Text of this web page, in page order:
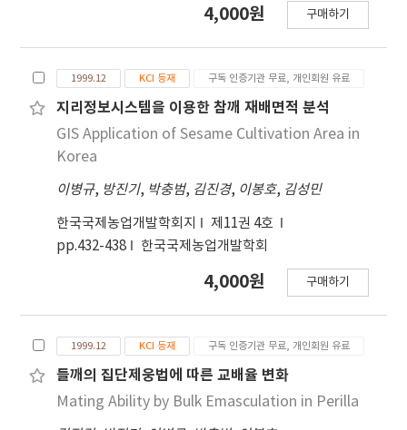
4,000원 구매하기
1999.12 KCI 등재 구독 인증기관 무료, 개인회원 유료
지리정보시스템을 이용한 참깨 재배면적 분석
GIS Application of Sesame Cultivation Area in
Korea
이병규, 방진기, 박충범, 김진경, 이봉호, 김성민
한국국제농업개발학회지
제11권 4호
pp.432-438
한국국제농업개발학회
4,000원 구매하기
1999.12 KCI 등재 구독 인증기관 무료, 개인회원 유료
들깨의 집단제웅법에 따른 교배율 변화
Mating Ability by Bulk Emasculation in Perilla